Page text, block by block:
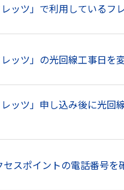
ッツ」で利用しているフ
ッツ」の光回線工事日を
レッツ」申し込み後に光
スポイントの電話番号を